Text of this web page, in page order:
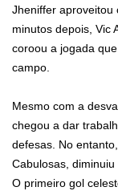
Jheniffer aproveitou
minutos depois, Vic
coroou a jogada
campo.
Mesmo com a
chegou a dar
defesas. No
Cabulosas,
O primeiro gol